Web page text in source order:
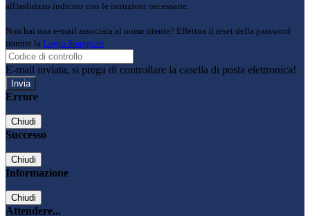
all'indirizzo indicato con le istruzioni necessarie.
Non hai una e-mail associata al nome utente? Effettua il reset della password
tramite la Login Spaggiari
E-mail inviata, si prega di controllare la casella di posta elettronica!
Errore
Chiudi
Successo
Chiudi
Informazione
Chiudi
Attendere...